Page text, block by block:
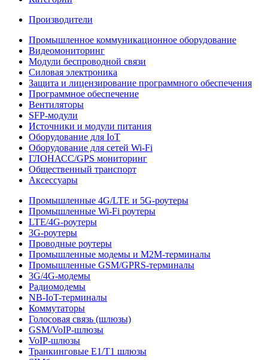
Производители
Промышленное коммуникационное оборудование
Видеомониторинг
Модули беспроводной связи
Силовая электроника
Защита и лицензирование программного обеспечения
Программное обеспечение
Вентиляторы
SFP-модули
Источники и модули питания
Оборудование для IoT
Оборудование для сетей Wi-Fi
ГЛОНАСС/GPS мониторинг
Общественный транспорт
Аксессуары
Промышленные 4G/LTE и 5G-роутеры
Промышленные Wi-Fi роутеры
LTE/4G-роутеры
3G-роутеры
Проводные роутеры
Промышленные модемы и M2M-терминалы
Промышленные GSM/GPRS-терминалы
3G/4G-модемы
Радиомодемы
NB-IoT-терминалы
Коммутаторы
Голосовая связь (шлюзы)
GSM/VoIP-шлюзы
VoIP-шлюзы
Транкинговые E1/T1 шлюзы